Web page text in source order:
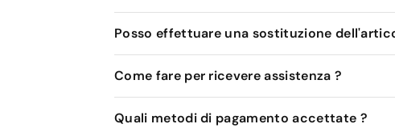
Posso effettuare una sostituzione
Come fare per ricevere assistenza ?
Quali metodi di pagamento accettate ?